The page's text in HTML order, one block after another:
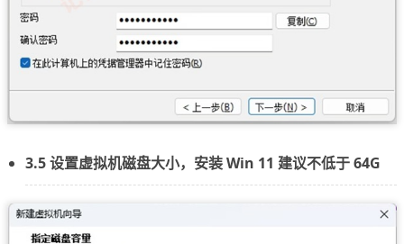
3.5 设置虚拟机磁盘大小，安装 Win 11 建议不低于 64G